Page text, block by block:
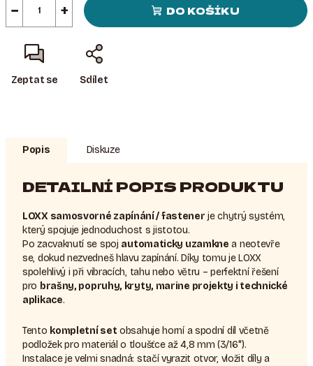
+
− DO KOŠÍKU
Zeptat se Sdílet
Popis Diskuze
DETAILNÍ POPIS PRODUKTU
LOXX samosvorné zapínání / fastener je chytrý systém,
který spojuje jednoduchost s jistotou.
Po zacvaknutí se spoj automaticky uzamkne a neotevře
se, dokud nezvedneš hlavu zapínání. Díky tomu je LOXX
spolehlivý i při vibracích, tahu nebo větru – perfektní řešení
pro brašny, popruhy, kryty, marine projekty i technické
aplikace.
Tento kompletní set obsahuje horní a spodní díl včetně
podložek pro materiál o tloušťce až 4,8 mm (3/16").
Instalace je velmi snadná: stačí vyrazit otvor, vložit díly a